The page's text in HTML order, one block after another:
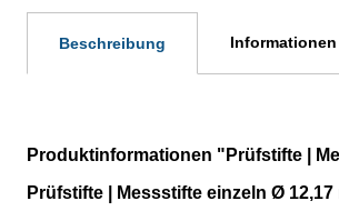
Beschreibung
Produktinformationen "Prüfstifte |
Prüfstifte | Messstifte einzeln Ø 12,17